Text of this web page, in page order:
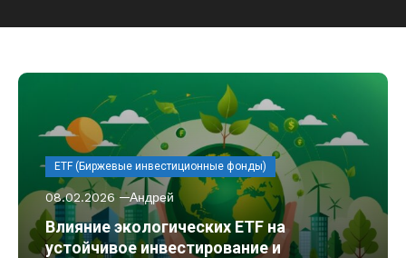
ETF (Биржевые инвестиционные фонды)
08.02.2026 Андрей
Влияние экологических ETF на
устойчивое инвестирование и